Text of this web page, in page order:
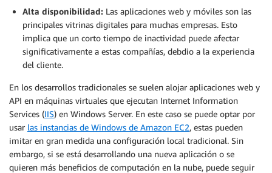
Alta disponibilidad: Las aplicaciones web y móviles son las
principales vitrinas digitales para muchas empresas. Esto
implica que un corto tiempo de inactividad puede afectar
significativamente a estas compañías, debdio a la experiencia
del cliente.
En los desarrollos tradicionales se suelen alojar aplicaciones web y
API en máquinas virtuales que ejecutan Internet Information
Services (IIS) en Windows Server. En este caso se puede optar por
usar las instancias de Windows de Amazon EC2, estas pueden
imitar en gran medida una configuración local tradicional. Sin
embargo, si se está desarrollando una nueva aplicación o se
quieren más beneficios de computación en la nube, puede seguir